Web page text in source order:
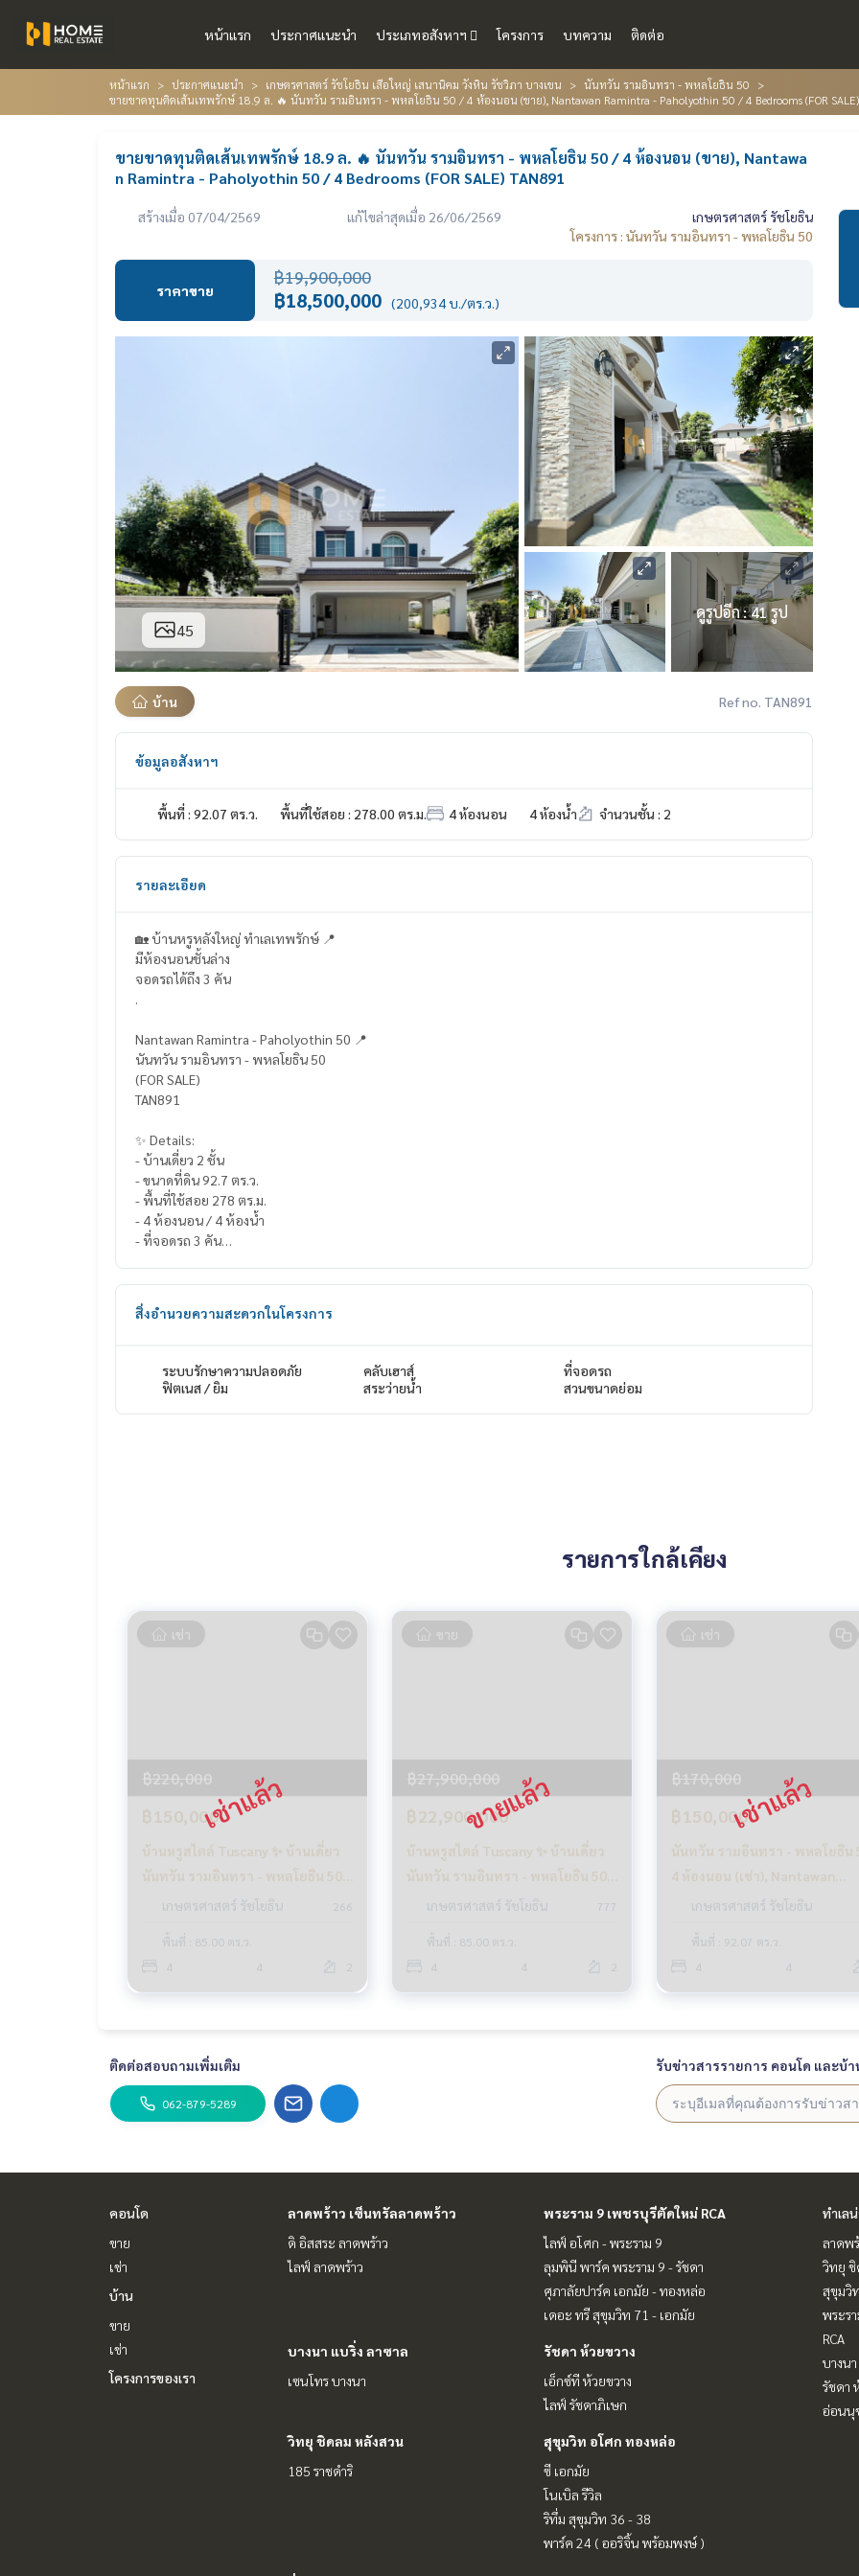
หน้าแรก ประกาศแนะนำ ประเภทอสังหาฯ โครงการ บทความ ติดต่อ
หน้าแรก ประกาศแนะนำ เกษตรศาสตร์ รัชโยธิน เสือใหญ่ เสนานิคม วังหิน รัชวิภา บางเขน
นันทวัน รามอินทรา - พหลโยธิน 50
ขายขาดทุนติดเส้นเทพรักษ์ 18.9 ล. 🔥 นันทวัน รามอินทรา - พหลโยธิน 50 / 4 ห้องนอน (ขาย), Nantawan Ramintra - Paholyothin 50 / 4 Bedrooms (FOR
ขายขาดทุนติดเส้นเทพรักษ์ 18.9 ล. 🔥 นันทวัน รามอินทรา - พหลโยธิน 50 / 4 ห้องนอน (ขาย), Nantawa
n Ramintra - Paholyothin 50 / 4 Bedrooms (FOR SALE) TAN891
สร้างเมื่อ 07/04/2569 แก้ไขล่าสุดเมื่อ 26/06/2569
เกษตรศาสตร์ รัชโยธิน
โครงการ : นันทวัน รามอินทรา - พหลโยธิน 50
ราคาขาย
฿19,900,000
฿18,500,000 (200,934 บ./ตร.ว.)
45
ดูรูปอีก : 41 รูป
บ้าน Ref no. TAN891
ข้อมูลอสังหาฯ
พื้นที่ : 92.07 ตร.ว. พื้นที่ใช้สอย : 278.00 ตร.ม. 4 ห้องนอน 4 ห้องน้ำ จำนวนชั้น : 2
รายละเอียด
🏡 บ้านหรูหลังใหญ่ ทำเลเทพรักษ์ 📍
มีห้องนอนชั้นล่าง
จอดรถได้ถึง 3 คัน
Nantawan Ramintra - Paholyothin 50 📍
นันทวัน รามอินทรา - พหลโยธิน 50
(FOR SALE)
TAN891
✨ Details:
- บ้านเดี่ยว 2 ชั้น
- ขนาดที่ดิน 92.7 ตร.ว.
- พื้นที่ใช้สอย 278 ตร.ม.
- 4 ห้องนอน / 4 ห้องน้ำ
- ที่จอดรถ 3 คัน
🍃 บ้านก่ออิฐมวลเบา
🍃 มีห้องนอนชั้นล่าง
✨ ฟรี! เครื่องปรับอากาศ
HOME - REAL ESTATE SERVICES
#MRTวัชรพล #บ้านเดี่ยวเทพรักษ์
สิ่งอำนวยความสะดวกในโครงการ
ระบบรักษาความปลอดภัย คลับเฮาส์
ที่จอดรถ
ฟิตเนส / ยิม
สระว่ายน้ำ สวนขนาดย่อม
รายการใกล้เคียง
เช่า
฿220,000
฿150,000
บ้านหรูสไตล์ Tuscany ✨ บ้านเดี่ยว
นันทวัน รามอินทรา - พหลโยธิน 50 /
4 ห้องนอน (เช่า), Nantawan
Detached House 4 Bedrooms
(FOR RENT) TAN862
เกษตรศาสตร์ รัชโยธิน 266
พื้นที่ : 85.00 ตร.ว.
4
4
ขาย
฿27,900,000
฿22,900,000
บ้านหรูสไตล์ Tuscany ✨ บ้านเดี่ยว
นันทวัน รามอินทรา - พหลโยธิน 50 /
4 ห้องนอน (ขาย), Nantawan
Detached House 4 Bedrooms
(FOR SALE) TAN862
เกษตรศาสตร์ รัชโยธิน 777
พื้นที่ : 85.00 ตร.ว.
4
4
เช่า
฿170,000
฿150,000
นันทวัน รามอินทรา - พหลโยธิน
4 ห้องนอน (เช่า), Nantawan
Ramintra - Paholyothin 50 / 4
เกษตรศาสตร์ รัชโยธิน
พื้นที่ : 92.07 ตร.ว.
4
4
ติดต่อสอบถามเพิ่มเติม
062-879-5289
รับข่าวสารรายการ คอนโด และบ้า
คอนโด
ขาย
เช่า
บ้าน
ขาย
เช่า
โครงการของเรา
ลาดพร้าว เซ็นทรัลลาดพร้าว
ดิ อิสสระ ลาดพร้าว
ไลฟ์ ลาดพร้าว
พระราม 9 เพชรบุรีตัดใหม่ RCA
ไลฟ์ อโศก - พระราม 9
ลุมพินี พาร์ค พระราม 9 - รัชดา
ศุภาลัยปาร์ค เอกมัย - ทองหล่อ
เดอะ ทรี สุขุมวิท 71 - เอกมัย
บางนา แบริ่ง ลาซาล
เซนโทร บางนา
รัชดา ห้วยขวาง
เอ็กซ์ที ห้วยขวาง
ไลฟ์ รัชดาภิเษก
วิทยุ ชิดลม หลังสวน
185 ราชดำริ
สุขุมวิท อโศก ทองหล่อ
ซี เอกมัย
โนเบิล รีวิล
ริทึ่ม สุขุมวิท 36 - 38
พาร์ค 24 ( ออริจิ้น พร้อมพงษ์ )
ทำเล
ลาดพ
วิทยุ
สุขุมวิ
พระร
RCA
บางน
รัชดา
อ่อนนุ